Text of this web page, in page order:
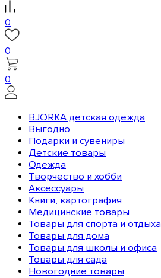
0
0
0
BJORKA детская одежда
Выгодно
Подарки и сувениры
Детские товары
Одежда
Творчество и хобби
Аксессуары
Книги, картография
Медицинские товары
Товары для спорта и отдыха
Товары для дома
Товары для школы и офиса
Товары для сада
Новогодние товары